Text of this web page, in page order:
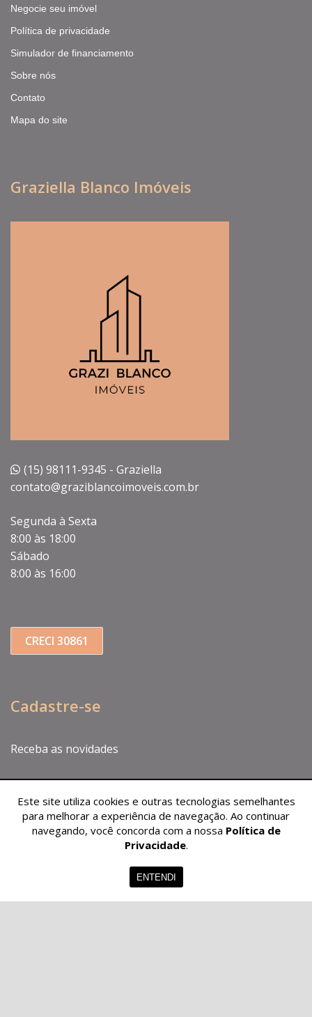
Negocie seu imóvel
Política de privacidade
Simulador de financiamento
Sobre nós
Contato
Mapa do site
Graziella Blanco Imóveis
(15) 98111-9345 - Graziella
contato@graziblancoimoveis.com.br
Segunda à Sexta
8:00 às 18:00
Sábado
8:00 às 16:00
CRECI 30861
Cadastre-se
Receba as novidades
CADASTRAR
Este site utiliza cookies e outras tecnologias semelhantes
para melhorar a experiência de navegação. Ao continuar
navegando, você concorda com a nossa Política de
Privacidade.
ENTENDI